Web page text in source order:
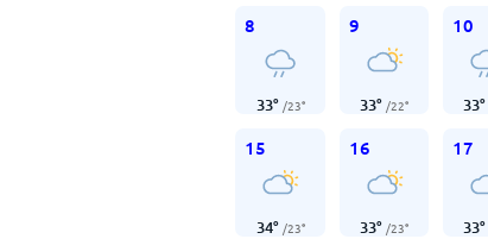
8
33° /23°
9
33° /22°
10
33°
15
34° /23°
16
33° /23°
17
33°